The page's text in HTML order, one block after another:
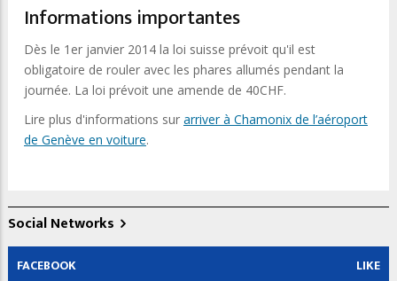
Informations importantes
Dès le 1er janvier 2014 la loi suisse prévoit qu'il est
obligatoire de rouler avec les phares allumés pendant la
journée. La loi prévoit une amende de 40CHF.
Lire plus d'informations sur arriver à Chamonix de l’aéroport
de Genève en voiture.
Social Networks
FACEBOOK LIKE